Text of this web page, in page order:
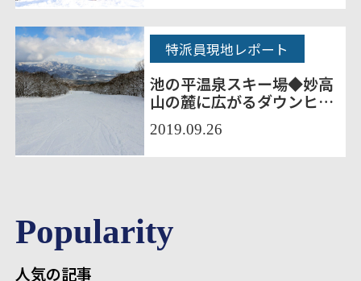
池の平温泉スキー場◆妙高
山の麓に広がるダウンヒル
＆ワイドバーンが自慢！
特派員現地レポート
2019.09.26
Popularity
人気の記事